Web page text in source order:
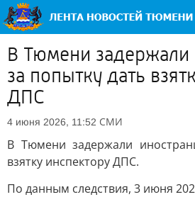
В Тюмени задержали
за попытку дать
ДПС
4 июня 2026, 11:52 СМИ
В Тюмени задержали
взятку инспектору ДПС.
По данным следствия, 3 июня